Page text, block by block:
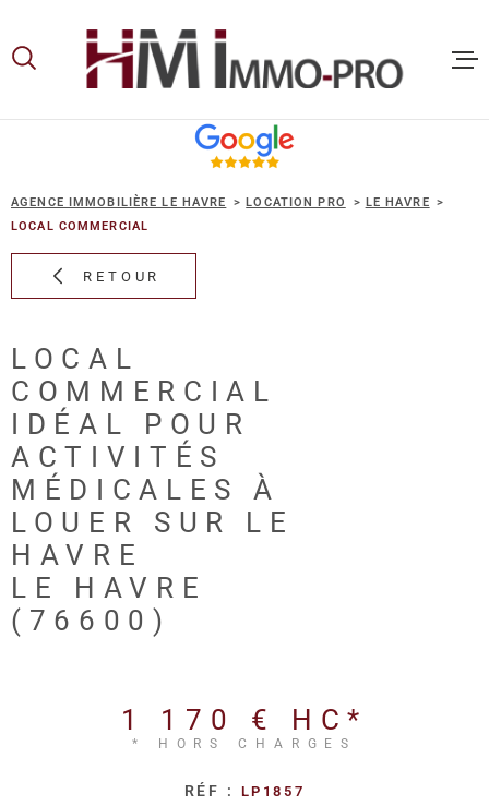
lamenu
contenu
AGENCE IMMOBILIÈRE LE HAVRE LOCATION PRO
LE HAVRE
LOCAL COMMERCIAL
RETOUR
LOCAL
COMMERCIAL
IDÉAL POUR
ACTIVITÉS
MÉDICALES À
LOUER SUR LE
HAVRE
LE HAVRE
(76600)
1 170 € HC*
* HORS CHARGES
RÉF : LP1857